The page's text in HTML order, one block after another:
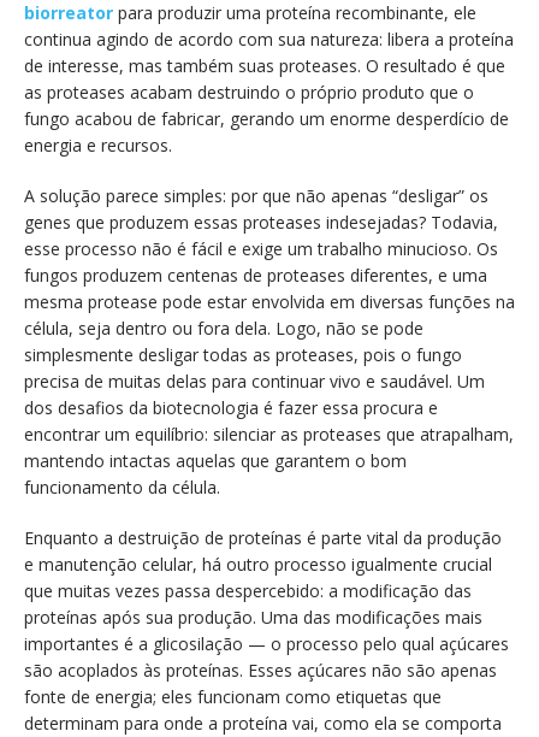
biorreator para produzir uma proteína recombinante, ele
continua agindo de acordo com sua natureza: libera a proteína
de interesse, mas também suas proteases. O resultado é que
as proteases acabam destruindo o próprio produto que o
fungo acabou de fabricar, gerando um enorme desperdício de
energia e recursos.
A solução parece simples: por que não apenas “desligar” os
genes que produzem essas proteases indesejadas? Todavia,
esse processo não é fácil e exige um trabalho minucioso. Os
fungos produzem centenas de proteases diferentes, e uma
mesma protease pode estar envolvida em diversas funções na
célula, seja dentro ou fora dela. Logo, não se pode
simplesmente desligar todas as proteases, pois o fungo
precisa de muitas delas para continuar vivo e saudável. Um
dos desafios da biotecnologia é fazer essa procura e
encontrar um equilíbrio: silenciar as proteases que atrapalham,
mantendo intactas aquelas que garantem o bom
funcionamento da célula.
Enquanto a destruição de proteínas é parte vital da produção
e manutenção celular, há outro processo igualmente crucial
que muitas vezes passa despercebido: a modificação das
proteínas após sua produção. Uma das modificações mais
importantes é a glicosilação — o processo pelo qual açúcares
são acoplados às proteínas. Esses açúcares não são apenas
fonte de energia; eles funcionam como etiquetas que
determinam para onde a proteína vai, como ela se comporta